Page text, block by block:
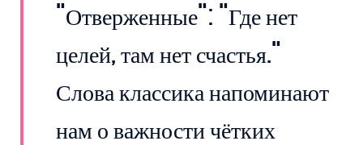
"Отверженные": "Где нет
целей, там нет счастья."
Слова классика напоминают
нам о важности чётких